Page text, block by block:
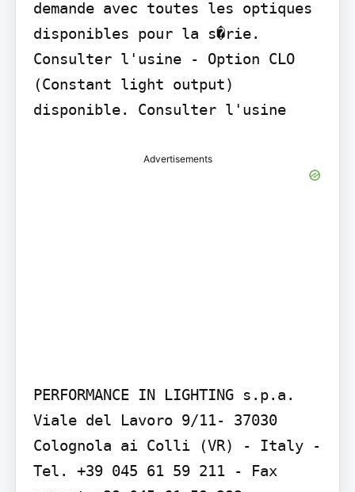
demande avec toutes les optiques
disponibles pour la s�rie.
Consulter l'usine - Option CLO
(Constant light output)
disponible. Consulter l'usine
Advertisements
PERFORMANCE IN LIGHTING s.p.a.
Viale del Lavoro 9/11- 37030
Colognola ai Colli (VR) - Italy -
Tel. +39 045 61 59 211 - Fax